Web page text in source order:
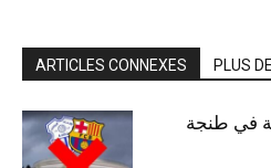
ARTICLES CONNEXES PLUS
في طنجة